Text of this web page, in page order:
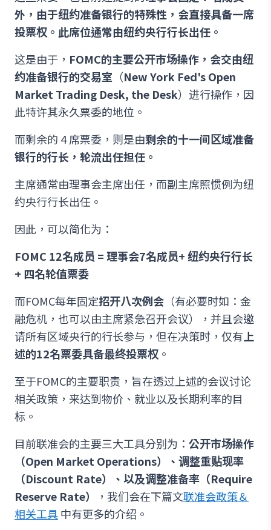
外，由于纽约准备银行的特殊性，会直接具备一席
投票权。此席位通常由纽约央行行长出任。
这是由于， FOMC的主要公开市场操作，会交由纽
约准备银行的交易室 （New York Fed's Open
Market Trading Desk, the Desk）进行操作，因
此特许其永久票委的地位。
而剩余的 4 席票委，则是由剩余的十一间区域准备
银行的行长，轮流出任担任。
主席通常由理事会主席出任，而副主席照惯例为纽
约央行行长出任。
因此，可以简化为：
FOMC 12名成员 = 理事会7名成员+ 纽约央行行长
+ 四名轮值票委
而FOMC每年固定招开八次例会 （有必要时如：金
融危机，也可以由主席紧急召开会议），并且会邀
请所有区域央行的行长参与，但在决策时，仅有上
述的12名票委具备最终投票权 。
至于FOMC的主要职责，旨在透过上述的会议讨论
相关政策，来达到物价、就业以及长期利率的目
标。
目前联准会的主要三大工具分别为： 公开市场操作
（Open Market Operations）、调整重贴现率
（Discount Rate）、以及调整准备率（Require
Reserve Rate）
，我们会在下篇文联准会政策＆
相关工具中有更多的介绍。